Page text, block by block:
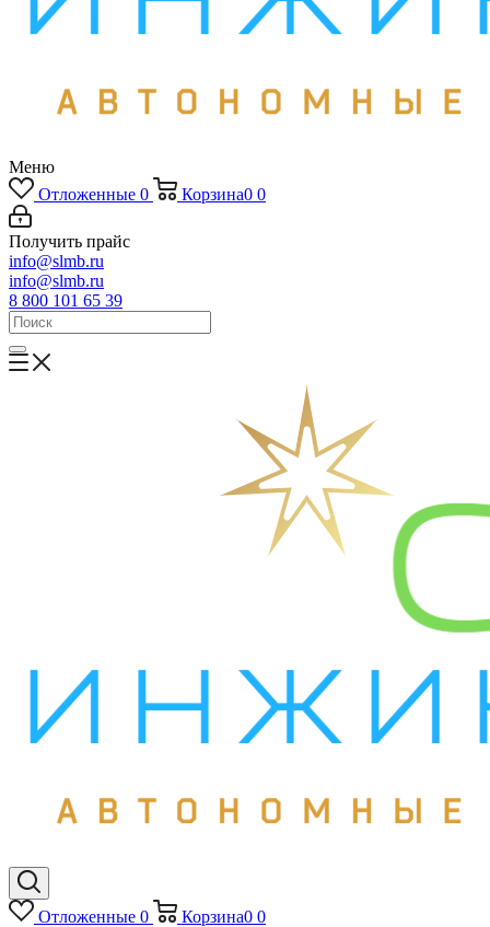
Меню
Отложенные 0 Корзина0 0
Получить прайс
info@slmb.ru
info@slmb.ru
8 800 101 65 39
Отложенные 0 Корзина0 0